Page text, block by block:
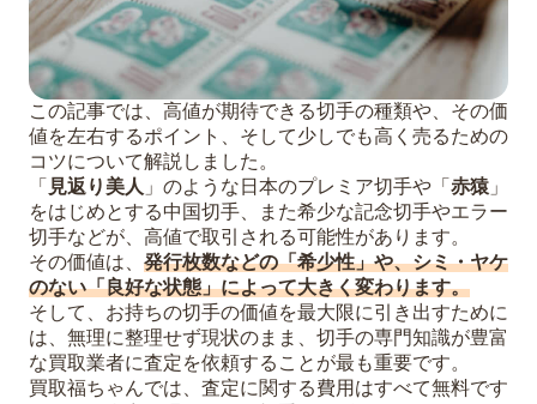
この記事では、高値が期待できる切手の種類や、その価
値を左右するポイント、そして少しでも高く売るための
コツについて解説しました。
「 見返り美人 」のような日本のプレミア切手や「 赤猿 」
をはじめとする中国切手、また希少な記念切手やエラー
切手などが、高値で取引される可能性があります。
その価値は、 発行枚数などの「希少性」や、シミ・ヤケ
のない「良好な状態」によって大きく変わります。
そして、お持ちの切手の価値を最大限に引き出すために
は、無理に整理せず現状のまま、切手の専門知識が豊富
な買取業者に査定を依頼することが最も重要です。
買取福ちゃんでは、査定に関する費用はすべて無料です